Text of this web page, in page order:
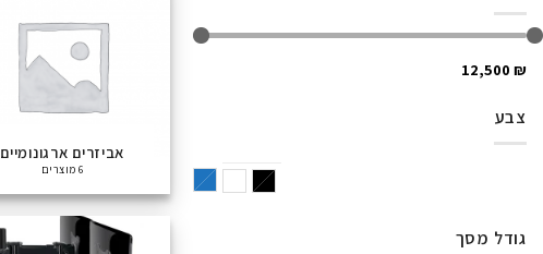
₪ 12,500
צבע
לבן
גודל מסך
אביזרים ארגונומיים
6 מוצרים